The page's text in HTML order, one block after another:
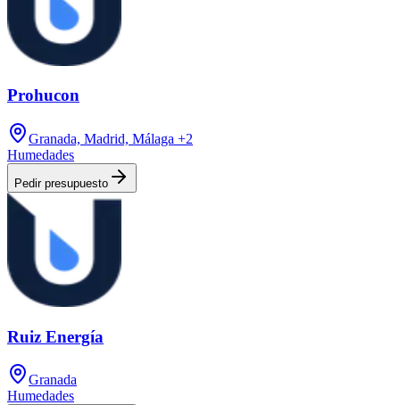
Prohucon
Granada, Madrid, Málaga +2
Humedades
Pedir presupuesto
Ruiz Energía
Granada
Humedades